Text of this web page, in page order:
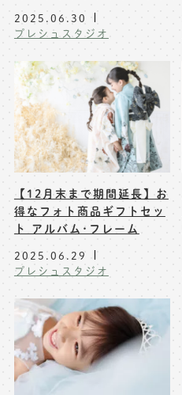
2025.06.30
プレシュスタジオ
【12月末まで期間延長】お
得なフォト商品ギフトセッ
ト アルバム･フレーム
2025.06.29
プレシュスタジオ